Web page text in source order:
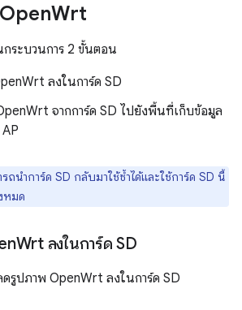
Wrt
ระบวนการ 2 ขั้นตอน
ลงในการ์ด SD
จากการ์ด SD ไปยังพื้นที่เก็บข้อมูล
ถนำการ์ด SD กลับมาใช้ซ้ำได้และใช้การ์ด SD นี้
หมด
Wrt ลงในการ์ด SD
รูปภาพ OpenWrt ลงในการ์ด SD